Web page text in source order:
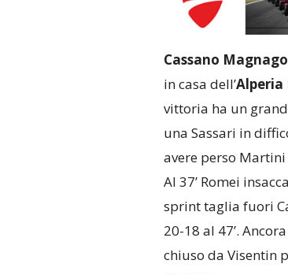
Cassano Magnago
in casa dell’Alperia
vittoria ha un
una Sassari in
avere perso
Al 37’ Romei
sprint taglia fuori
20-18 al 47’.
chiuso da Visentin